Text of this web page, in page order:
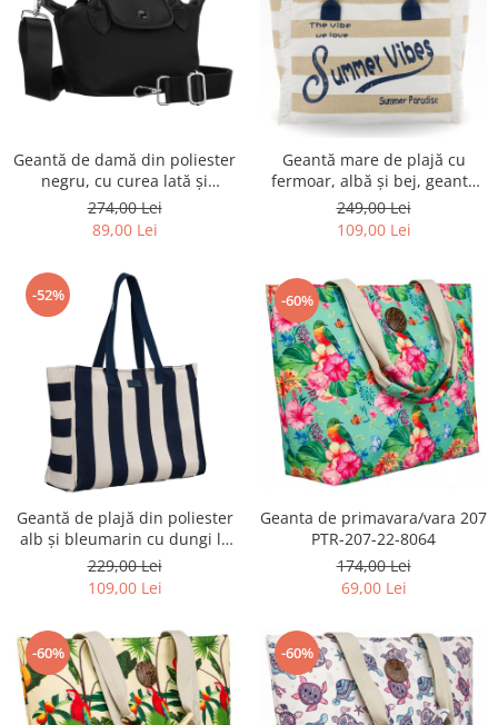
Geantă de damă din poliester
negru, cu curea lată și
mânere practice - Peterson
PTR-PTN CTY-25-2621 BLAC
274,00 Lei
89,00 Lei
Geantă mare de plajă cu
fermoar, albă și bej, geantă
shopper - Peterson PTR-PTN
MX05-M-WHITE-BEI
249,00 Lei
109,00 Lei
-52%
Geantă de plajă din poliester
alb și bleumarin cu dungi la
modă - Peterson
229,00 Lei
109,00 Lei
-60%
Geanta de primavara/vara 207
PTR-207-22-8064
174,00 Lei
69,00 Lei
-60% -60%